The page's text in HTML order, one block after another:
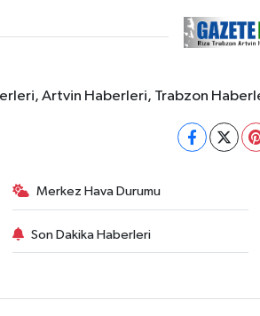
Artvin Haberleri, Trabzon
Merkez Hava Durumu
Son Dakika Haberleri